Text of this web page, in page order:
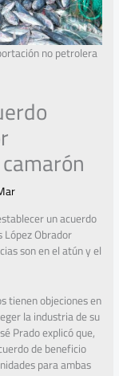
no petrolera
un acuerdo
Obrador
son en el atún y el
tienen objeciones en
la industria de su
Prado explicó que,
de beneficio
para ambas